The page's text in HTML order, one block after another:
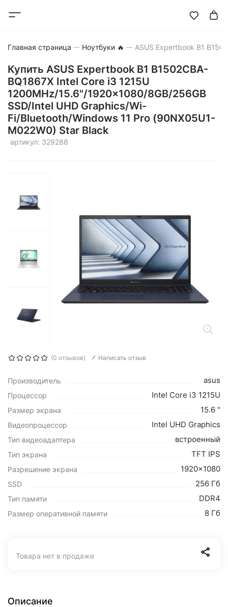
Главная страница Ноутбуки 🔥
Купить ASUS Expertbook B1 B1502CBA-
BQ1867X Intel Core i3 1215U
1200MHz/15.6"/1920x1080/8GB/256GB
SSD/Intel UHD Graphics/Wi-
Fi/Bluetooth/Windows 11 Pro (90NX05U1-
M022W0) Star Black
артикул: 329288
(0 отзывов) Написать отзыв
Производитель asus
Процессор Intel Core i3 1215U
Размер экрана 15.6 "
Видеопроцессор Intel UHD Graphics
Тип видеоадаптера встроенный
Тип экрана TFT IPS
Разрешение экрана 1920x1080
SSD 256 Гб
Тип памяти DDR4
Размер оперативной памяти 8 Гб
Товара нет в продаже
Описание